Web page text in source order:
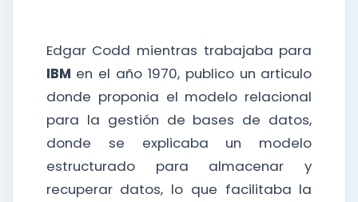
Edgar Codd mientras trabajaba para
IBM en el año 1970, publico un articulo
donde proponia el modelo relacional
para la gestión de bases de datos,
donde se explicaba un modelo
estructurado para almacenar y
recuperar datos, lo que facilitaba la